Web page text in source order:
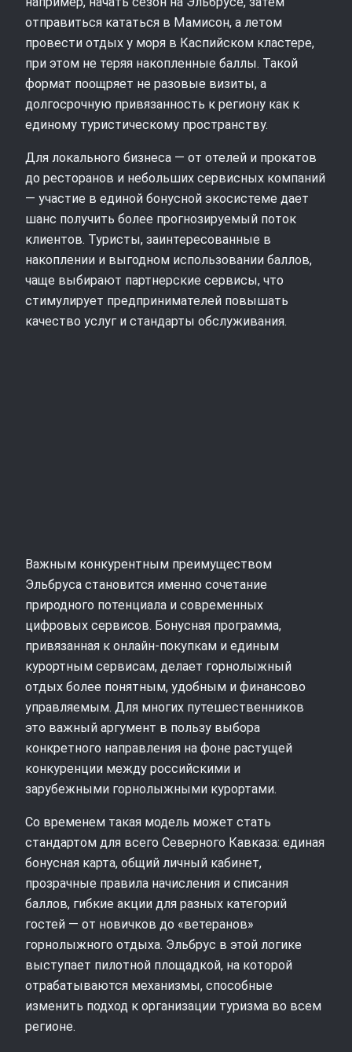
отправиться кататься в Мамисон, а летом
провести отдых у моря в Каспийском кластере,
при этом не теряя накопленные баллы. Такой
формат поощряет не разовые визиты, а
долгосрочную привязанность к региону как к
единому туристическому пространству.
Для локального бизнеса — от отелей и прокатов
до ресторанов и небольших сервисных компаний
— участие в единой бонусной экосистеме дает
шанс получить более прогнозируемый поток
клиентов. Туристы, заинтересованные в
накоплении и выгодном использовании баллов,
чаще выбирают партнерские сервисы, что
стимулирует предпринимателей повышать
качество услуг и стандарты обслуживания.
Важным конкурентным преимуществом
Эльбруса становится именно сочетание
природного потенциала и современных
цифровых сервисов. Бонусная программа,
привязанная к онлайн-покупкам и единым
курортным сервисам, делает горнолыжный
отдых более понятным, удобным и финансово
управляемым. Для многих путешественников
это важный аргумент в пользу выбора
конкретного направления на фоне растущей
конкуренции между российскими и
зарубежными горнолыжными курортами.
Со временем такая модель может стать
стандартом для всего Северного Кавказа: единая
бонусная карта, общий личный кабинет,
прозрачные правила начисления и списания
баллов, гибкие акции для разных категорий
гостей — от новичков до «ветеранов»
горнолыжного отдыха. Эльбрус в этой логике
выступает пилотной площадкой, на которой
отрабатываются механизмы, способные
изменить подход к организации туризма во всем
регионе.